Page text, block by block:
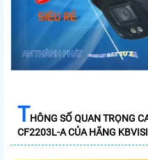
THÔNG SỐ QUAN TRỌNG
CF2203L-A CỦA HÃNG